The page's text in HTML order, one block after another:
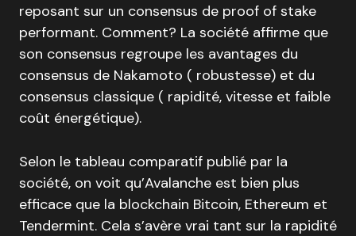
reposant sur un consensus de proof of stake
performant. Comment? La société affirme que
son consensus regroupe les avantages du
consensus de Nakamoto ( robustesse) et du
consensus classique ( rapidité, vitesse et faible
coût énergétique).
Selon le tableau comparatif publié par la
société, on voit qu’Avalanche est bien plus
efficace que la blockchain Bitcoin, Ethereum et
Tendermint. Cela s’avère vrai tant sur la rapidité